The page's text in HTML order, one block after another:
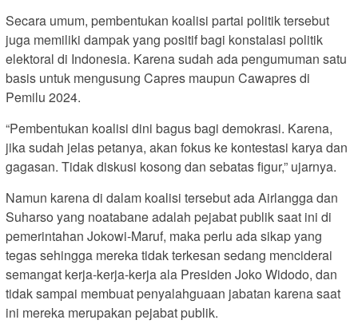
Secara umum, pembentukan koalisi partai politik tersebut
juga memiliki dampak yang positif bagi konstalasi politik
elektoral di Indonesia. Karena sudah ada pengumuman satu
basis untuk mengusung Capres maupun Cawapres di
Pemilu 2024.
“Pembentukan koalisi dini bagus bagi demokrasi. Karena,
jika sudah jelas petanya, akan fokus ke kontestasi karya dan
gagasan. Tidak diskusi kosong dan sebatas figur,” ujarnya.
Namun karena di dalam koalisi tersebut ada Airlangga dan
Suharso yang noatabane adalah pejabat publik saat ini di
pemerintahan Jokowi-Maruf, maka perlu ada sikap yang
tegas sehingga mereka tidak terkesan sedang menciderai
semangat kerja-kerja-kerja ala Presiden Joko Widodo, dan
tidak sampai membuat penyalahguaan jabatan karena saat
ini mereka merupakan pejabat publik.